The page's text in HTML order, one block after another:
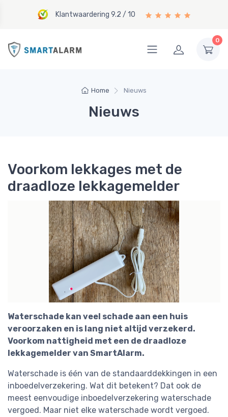
Klantwaardering 9.2 / 10
0
Home Nieuws
Nieuws
Voorkom lekkages met de
draadloze lekkagemelder
Waterschade kan veel schade aan een huis
veroorzaken en is lang niet altijd verzekerd.
Voorkom nattigheid met een de draadloze
lekkagemelder van SmartAlarm.
Waterschade is één van de standaarddekkingen in een
inboedelverzekering. Wat dit betekent? Dat ook de
meest eenvoudige inboedelverzekering waterschade
vergoed. Maar niet elke waterschade wordt vergoed.